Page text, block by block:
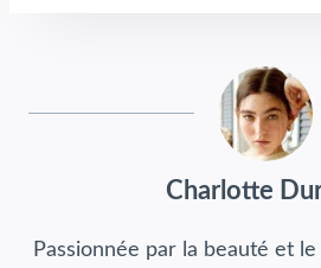
Charlotte
Passionnée par la beauté et